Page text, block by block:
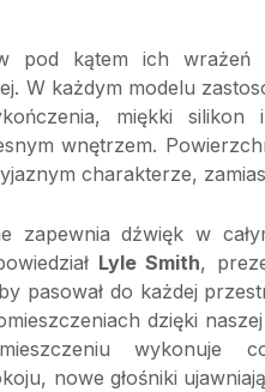
pod kątem ich
W każdym modelu
miękki
wnętrzem.
charakterze,
zapewnia dźwięk w
Lyle Smith,
pasował do każdej
dzięki
wykonuje
nowe głośniki